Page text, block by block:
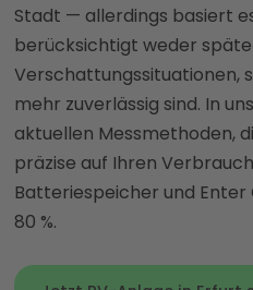
Stadt — allerdings basiert
berücksichtigt weder
Verschattungssituationen,
mehr zuverlässig sind. In
aktuellen Messmethoden,
präzise auf Ihren
Batteriespeicher und Enter
80 %.